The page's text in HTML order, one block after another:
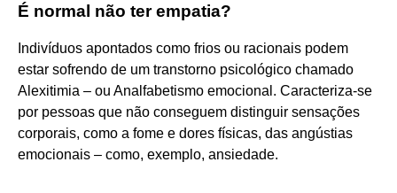
É normal não ter empatia?
Indivíduos apontados como frios ou racionais podem
estar sofrendo de um transtorno psicológico chamado
Alexitimia – ou Analfabetismo emocional. Caracteriza-se
por pessoas que não conseguem distinguir sensações
corporais, como a fome e dores físicas, das angústias
emocionais – como, exemplo, ansiedade.